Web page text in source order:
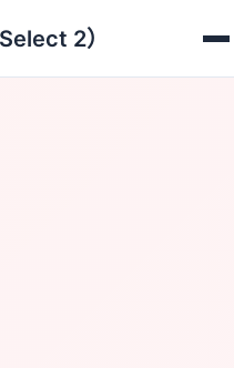
2）